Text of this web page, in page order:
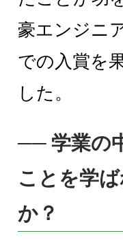
豪エンジニ
での入賞を
した。
── 学業の
ことを学
か？